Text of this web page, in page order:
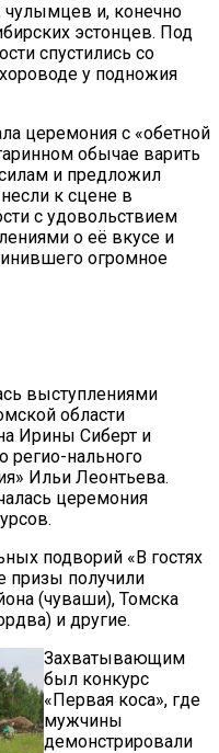
и, конечно
эстонцев. Под
спустились со
у подножия
церемония с «обетной
обычае варить
и предложил
к сцене в
с удовольствием
о её вкусе и
огромное
выступлениями
области
Ирины Сиберт и
регио-нального
Ильи Леонтьева.
церемония
подворий «В гостях
призы получили
(чуваши), Томска
и другие.
Захватывающим
был конкурс
«Первая коса», где
мужчины
демонстрировали